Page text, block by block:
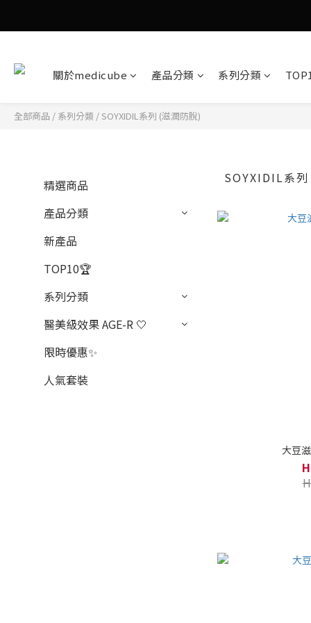
關於medicube 產品分類 系列分類
全部商品 / 系列分類 /SOYXIDIL系列 (滋潤防脫)
精選商品
產品分類
新產品
TOP10🏆
系列分類
醫美級效果 AGE-R 🤍
限時優惠✨
人氣套裝
SOYXIDIL系
大豆